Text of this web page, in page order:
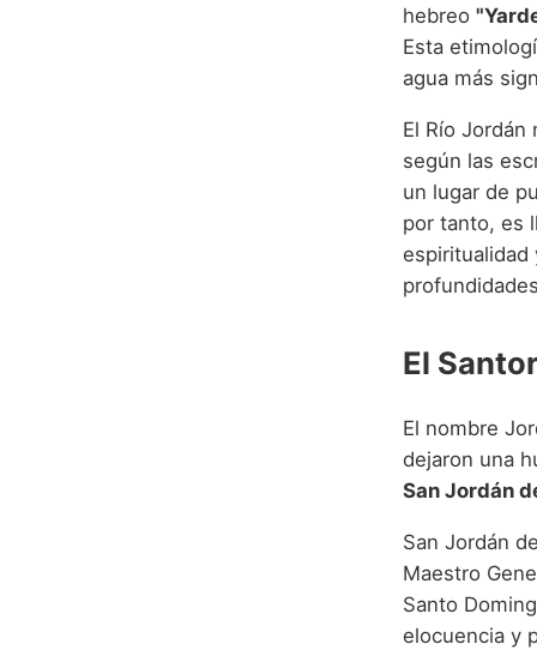
hebreo
Esta
agua más
El Río
según las
un lugar de
por tanto, es
espiritualidad
El
El nombre
dejaron una
San Jordán
San Jordán
Maestro
Santo
elocuencia y